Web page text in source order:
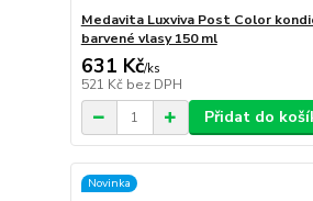
Medavita Luxviva Post Color
barvené vlasy 150 ml
631 Kč/ks
521 Kč bez DPH
Přidat do
Novinka